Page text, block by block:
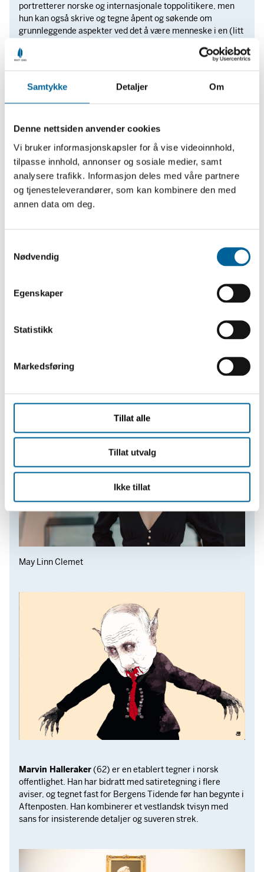
Samtykke Detaljer Om
Denne nettsiden anvender cookies
Vi bruker informasjonskapsler for å vise videoinnhold,
tilpasse innhold, annonser og sosiale medier, samt
analysere trafikk. Informasjon deles med våre partnere
og tjenesteleverandører, som kan kombinere den med
annen data om deg.
Nødvendig
Egenskaper
Statistikk
Markedsføring
Tillat alle
Tillat utvalg
Ikke tillat
portretterer norske og internasjonale toppolitikere, men
hun kan også skrive og tegne åpent og søkende om
grunnleggende aspekter ved det å være menneske i en (litt
Foto: Sandra Haukanes Solesvik
May Linn Clemet
Marvin Halleraker(62) er en etablert tegner i norsk
offentlighet. Han har bidratt med satiretegning i flere
aviser, og tegnet fast for Bergens Tidende før han begynte i
Aftenposten. Han kombinerer et vestlandsk tvisyn med
sans for insisterende detaljer og suveren strek.